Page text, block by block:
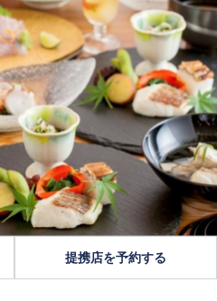
提携店を予約する